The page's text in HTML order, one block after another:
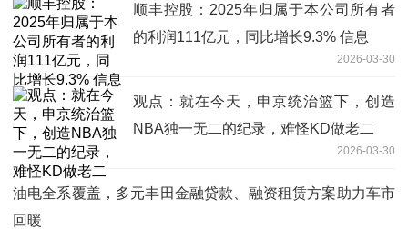
顺丰控股：2025年归属于本公司所有者
的利润111亿元，同比增长9.3% 信息
2026-03-30
观点：就在今天，申京统治篮下，创造
NBA独一无二的纪录，难怪KD做老二
2026-03-30
油电全系覆盖，多元丰田金融贷款、融资租赁方案助力车市
回暖